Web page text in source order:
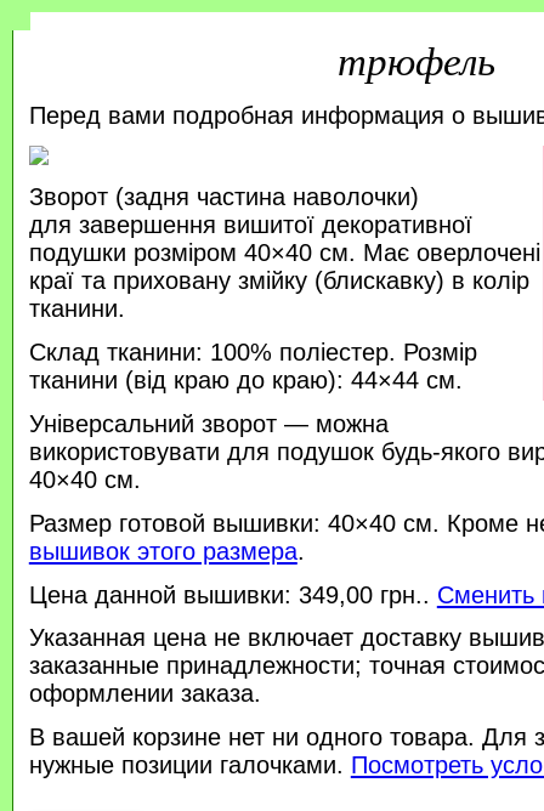
трюфель
Перед вами подробная информация о
Зворот (задня частина наволочки)
для завершення вишитої декоративної
подушки розміром 40×40 см. Має оверлочені
краї та приховану змійку (блискавку) в колір
тканини.
Склад тканини: 100% поліестер. Розмір
тканини (від краю до краю): 44×44 см.
Універсальний зворот — можна
використовувати для подушок будь-якого
40×40 см.
Размер готовой вышивки: 40×40 см. Кроме
вышивок этого размера.
Цена данной вышивки: 349,00 грн.. Сменить
Указанная цена не включает доставку
заказанные принадлежности; точная
оформлении заказа.
В вашей корзине нет ни одного товара. Для
нужные позиции галочками. Посмотреть